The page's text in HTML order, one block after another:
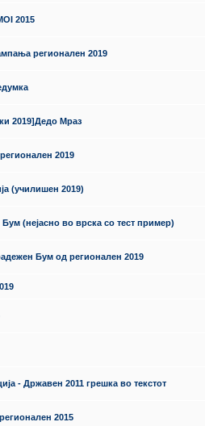
2015
регионален 2019
2019]Дедо Мраз
2019
(училишен 2019)
(нејасно во врска со тест пример)
Бум од регионален 2019
- Државен 2011 грешка во текстот
2015